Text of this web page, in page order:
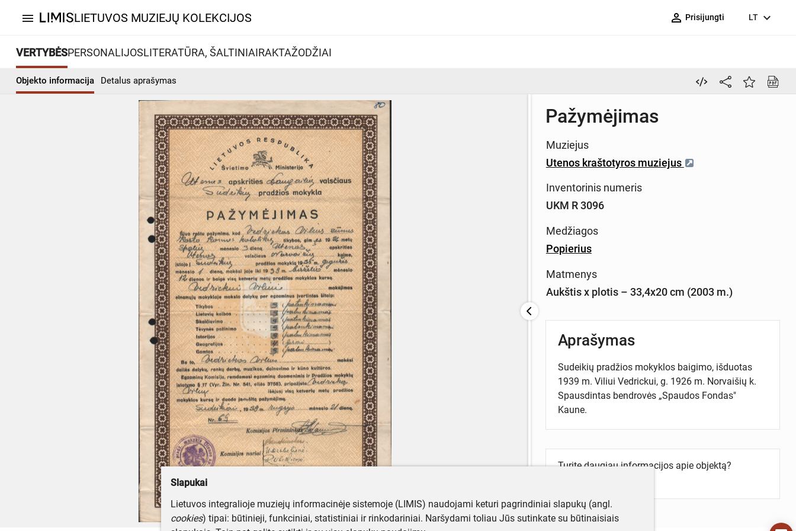
menu LIETUVOS MUZIEJŲ KOLEKCIJOS person_outline Prisijungti LT expand_more
VERTYBĖSPERSONALIJOSLITERATŪRA, ŠALTINIAIRAKTAŽODŽIAI
Objekto informacija Detalus aprašymas
Pažymėjimas
Muziejus
Utenos kraštotyros muziejus
Inventorinis numeris
UKM R 3096
Medžiagos
Popierius
Matmenys
Aukštis x plotis – 33,4x20 cm (2003 m.)
Aprašymas
Sudeikių pradžios mokyklos baigimo, išduotas
1939 m. Viliui Vedrickui, g. 1926 m. Norvaišių k.
Spausdintas bendrovės „Spaudos Fondas"
Kaune.
Turite daugiau informacijos apie objektą?
Slapukai
Lietuvos integralioje muziejų informacinėje sistemoje (LIMIS) naudojami keturi pagrindiniai slapukų (angl.
cookies) tipai: būtinieji, funkciniai, statistiniai ir rinkodariniai. Naršydami toliau Jūs sutinkate su būtinaisiais